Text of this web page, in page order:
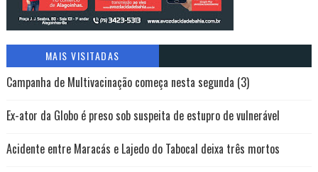
MAIS VISITADAS
Campanha de Multivacinação começa nesta segunda (3)
Ex-ator da Globo é preso sob suspeita de estupro de vulnerável
Acidente entre Maracás e Lajedo do Tabocal deixa três mortos